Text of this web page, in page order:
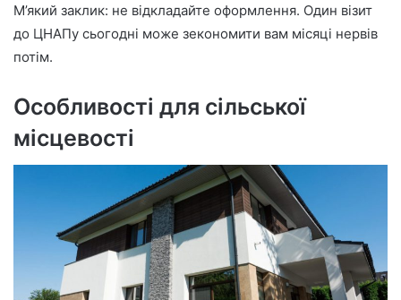
М’який заклик: не відкладайте оформлення. Один візит
до ЦНАПу сьогодні може зекономити вам місяці нервів
потім.
Особливості для сільської
місцевості